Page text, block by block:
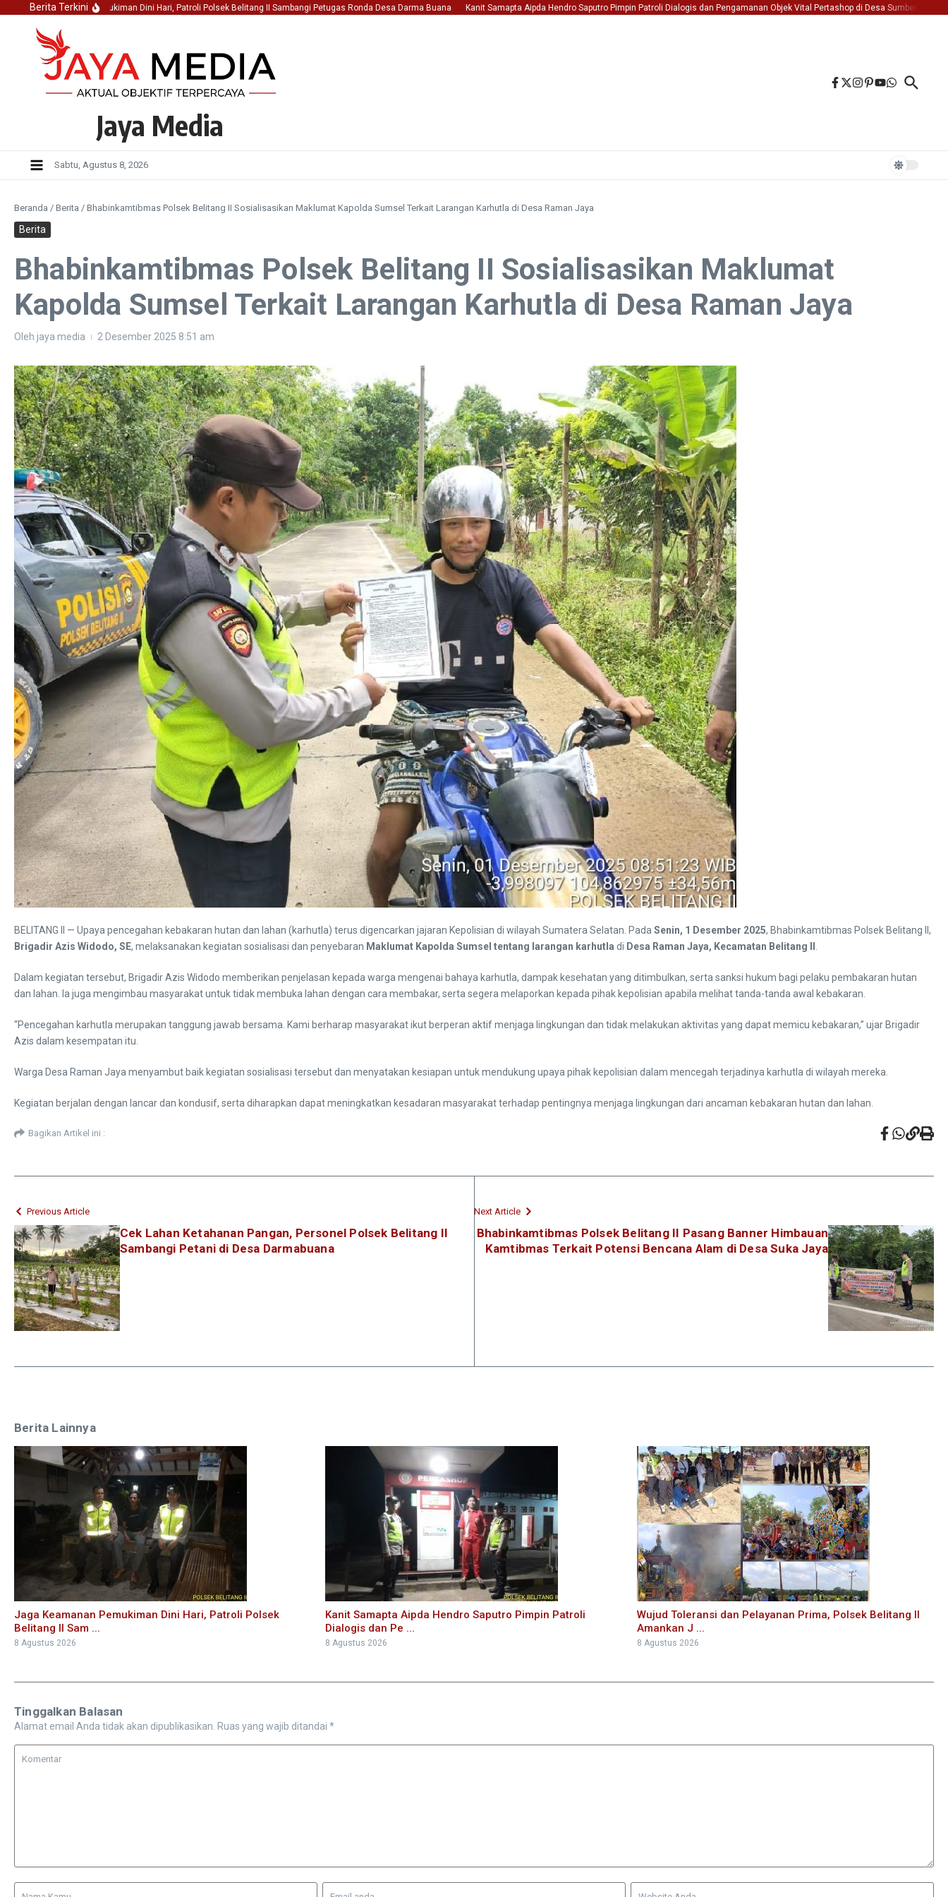
Lewati ke konten
Berita Terkini
Jaga Keamanan Pemukiman Dini Hari, Patroli Polsek Belitang II Sambangi Petugas Ronda Desa Darma Buana Kanit Samapta Aipda Hendro Saputro Pimpin Patroli Dialogis dan Pengamanan Objek Vital Pertashop di Desa Sumber Jaya Kec.
Jaya Media
Sabtu, Agustus 8, 2026
Beranda / Berita / Bhabinkamtibmas Polsek Belitang II Sosialisasikan Maklumat Kapolda Sumsel Terkait Larangan Karhutla di Desa Raman Jaya
Berita
Bhabinkamtibmas Polsek Belitang II Sosialisasikan Maklumat
Kapolda Sumsel Terkait Larangan Karhutla di Desa Raman Jaya
Oleh jaya media 2 Desember 2025 8:51 am
BELITANG II — Upaya pencegahan kebakaran hutan dan lahan (karhutla) terus digencarkan jajaran Kepolisian di wilayah Sumatera Selatan. Pada Senin, 1 Desember 2025, Bhabinkamtibmas Polsek Belitang II,
Brigadir Azis Widodo, SE, melaksanakan kegiatan sosialisasi dan penyebaran Maklumat Kapolda Sumsel tentang larangan karhutla di Desa Raman Jaya, Kecamatan Belitang II
Dalam kegiatan tersebut, Brigadir Azis Widodo memberikan penjelasan kepada warga mengenai bahaya karhutla, dampak kesehatan yang ditimbulkan, serta sanksi hukum bagi pelaku pembakaran hutan
dan lahan. Ia juga mengimbau masyarakat untuk tidak membuka lahan dengan cara membakar, serta segera melaporkan kepada pihak kepolisian apabila melihat tanda-tanda awal kebakaran.
“Pencegahan karhutla merupakan tanggung jawab bersama. Kami berharap masyarakat ikut berperan aktif menjaga lingkungan dan tidak melakukan aktivitas yang dapat memicu kebakaran,” ujar Brigadir
Azis dalam kesempatan itu.
Warga Desa Raman Jaya menyambut baik kegiatan sosialisasi tersebut dan menyatakan kesiapan untuk mendukung upaya pihak kepolisian dalam mencegah terjadinya karhutla di wilayah mereka.
Kegiatan berjalan dengan lancar dan kondusif, serta diharapkan dapat meningkatkan kesadaran masyarakat terhadap pentingnya menjaga lingkungan dari ancaman kebakaran hutan dan lahan.
Bagikan Artikel ini :
Previous Article
Cek Lahan Ketahanan Pangan, Personel Polsek Belitang II
Sambangi Petani di Desa Darmabuana
Next Article
Bhabinkamtibmas Polsek Belitang II Pasang Banner Himbauan
Kamtibmas Terkait Potensi Bencana Alam di Desa Suka Jaya
Berita Lainnya
Jaga Keamanan Pemukiman Dini Hari, Patroli Polsek
Belitang II Sam ...
8 Agustus 2026
Kanit Samapta Aipda Hendro Saputro Pimpin Patroli
Dialogis dan Pe ...
8 Agustus 2026
Wujud Toleransi dan Pelayanan Prima, Polsek Belitang II
Amankan J ...
8 Agustus 2026
Tinggalkan Balasan
Alamat email Anda tidak akan dipublikasikan. Ruas yang wajib ditandai *